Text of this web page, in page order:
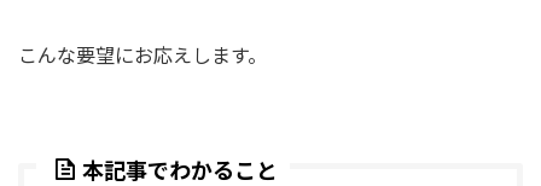
こんな要望にお応えします。
本記事でわかること